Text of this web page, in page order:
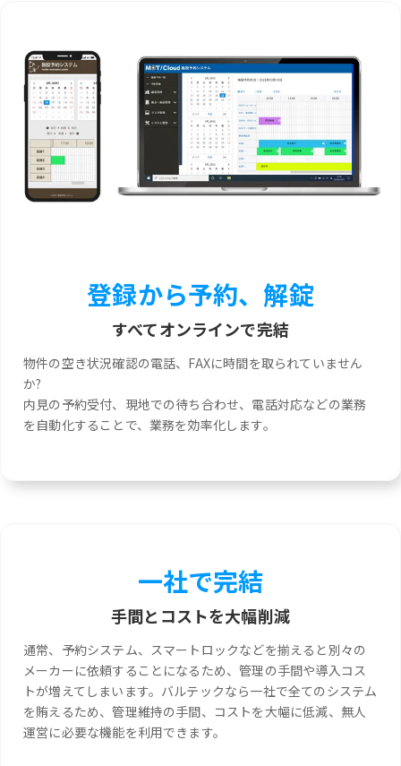
登録から予約、解錠
すべてオンラインで完結
物件の空き状況確認の電話、FAXに時間を取られていません
か?
内見の予約受付、現地での待ち合わせ、電話対応などの業務
を自動化することで、業務を効率化します。
一社で完結
手間とコストを大幅削減
通常、予約システム、スマートロックなどを揃えると別々の
メーカーに依頼することになるため、管理の手間や導入コス
トが増えてしまいます。バルテックなら一社で全てのシステム
を賄えるため、管理維持の手間、コストを大幅に低減、無人
運営に必要な機能を利用できます。